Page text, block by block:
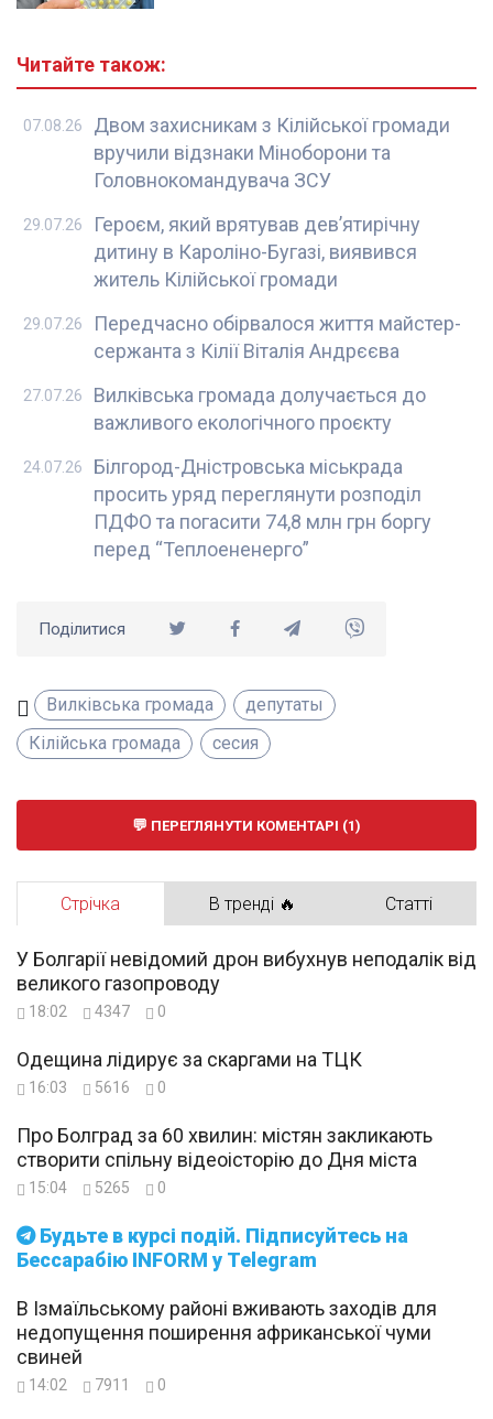
Читайте також:
Двом захисникам з Кілійської громади
вручили відзнаки Міноборони та
Головнокомандувача ЗСУ
07.08.26
Героєм, який врятував девʼятирічну
дитину в Кароліно-Бугазі, виявився
житель Кілійської громади
29.07.26
Передчасно обірвалося життя майстер-
сержанта з Кілії Віталія Андрєєва
29.07.26
Вилківська громада долучається до
важливого екологічного проєкту
27.07.26
Білгород-Дністровська міськрада
просить уряд переглянути розподіл
ПДФО та погасити 74,8 млн грн боргу
перед “Теплоененерго”
24.07.26
Поділитися
Вилківська громада
депутаты
Кілійська громада
сесия
ПЕРЕГЛЯНУТИ КОМЕНТАРІ (1)
Стрічка В тренді 🔥 Статті
Будьте в курсі подій. Підписуйтесь на
Бессарабію INFORM у Telegram
У Болгарії невідомий дрон вибухнув неподалік від
великого газопроводу
18:02 4347 0
Одещина лідирує за скаргами на ТЦК
16:03 5616 0
Про Болград за 60 хвилин: містян закликають
створити спільну відеоісторію до Дня міста
15:04 5265 0
В Ізмаїльському районі вживають заходів для
недопущення поширення африканської чуми
свиней
14:02 7911 0